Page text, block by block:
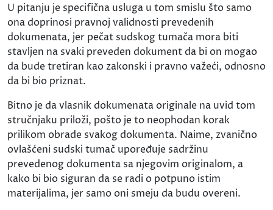
U pitanju je specifična usluga u tom smislu što samo
ona doprinosi pravnoj validnosti prevedenih
dokumenata, jer pečat sudskog tumača mora biti
stavljen na svaki preveden dokument da bi on mogao
da bude tretiran kao zakonski i pravno važeći, odnosno
da bi bio priznat.
Bitno je da vlasnik dokumenata originale na uvid tom
stručnjaku priloži, pošto je to neophodan korak
prilikom obrade svakog dokumenta. Naime, zvanično
ovlašćeni sudski tumač upoređuje sadržinu
prevedenog dokumenta sa njegovim originalom, a
kako bi bio siguran da se radi o potpuno istim
materijalima, jer samo oni smeju da budu overeni.